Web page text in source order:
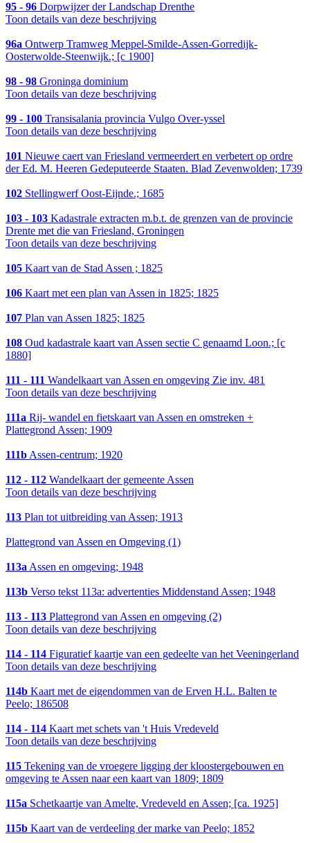
95 - 96 Dorpwijzer der Landschap Drenthe
Toon details van deze beschrijving
96a Ontwerp Tramweg Meppel-Smilde-Assen-Gorredijk-
Oosterwolde-Steenwijk.; [c 1900]
98 - 98 Groninga dominium
Toon details van deze beschrijving
99 - 100 Transisalania provincia Vulgo Over-yssel
Toon details van deze beschrijving
101 Nieuwe caert van Friesland vermeerdert en verbetert op ordre
der Ed. M. Heeren Gedeputeerde Staaten. Blad Zevenwolden; 1739
102 Stellingwerf Oost-Eijnde.; 1685
103 - 103 Kadastrale extracten m.b.t. de grenzen van de provincie
Drente met die van Friesland, Groningen
Toon details van deze beschrijving
105 Kaart van de Stad Assen ; 1825
106 Kaart met een plan van Assen in 1825; 1825
107 Plan van Assen 1825; 1825
108 Oud kadastrale kaart van Assen sectie C genaamd Loon.; [c
1880]
111 - 111 Wandelkaart van Assen en omgeving Zie inv. 481
Toon details van deze beschrijving
111a Rij- wandel en fietskaart van Assen en omstreken +
Plattegrond Assen; 1909
111bAssen-centrum; 1920
112 - 112 Wandelkaart der gemeente Assen
Toon details van deze beschrijving
113 Plan tot uitbreiding van Assen; 1913
Plattegrond van Assen en Omgeving (1)
113aAssen en omgeving; 1948
113b Verso tekst 113a: advertenties Middenstand Assen; 1948
113 - 113 Plattegrond van Assen en omgeving (2)
Toon details van deze beschrijving
114 - 114 Figuratief kaartje van een gedeelte van het Veeningerland
Toon details van deze beschrijving
114b Kaart met de eigendommen van de Erven H.L. Balten te
Peelo; 186508
114 - 114 Kaart met schets van 't Huis Vredeveld
Toon details van deze beschrijving
115 Tekening van de vroegere ligging der kloostergebouwen en
omgeving te Assen naar een kaart van 1809; 1809
115a Schetkaartje van Amelte, Vredeveld en Assen; [ca. 1925]
115b Kaart van de verdeeling der marke van Peelo; 1852